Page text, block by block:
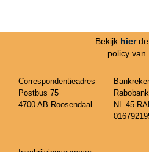
Bekijk hier
policy van
Correspondentieadres
Postbus 75
4700 AB Roosendaal
Rabobank
NL 45